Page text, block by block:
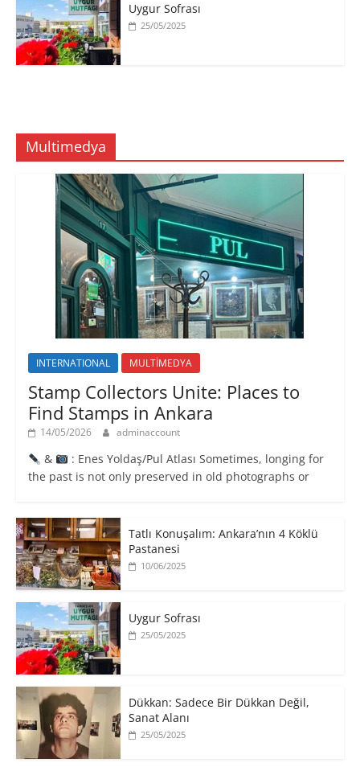
Uygur Sofrası
25/05/2025
Multimedya
INTERNATIONAL MULTİMEDYA
Stamp Collectors Unite: Places to
Find Stamps in Ankara
14/05/2026 adminaccount
&
: Enes Yoldaş/Pul Atlası Sometimes, longing for
the past is not only preserved in old photographs or
Tatlı Konuşalım: Ankara’nın 4 Köklü
Pastanesi
10/06/2025
Uygur Sofrası
25/05/2025
​Dükkan: Sadece Bir Dükkan Değil,
Sanat Alanı
25/05/2025